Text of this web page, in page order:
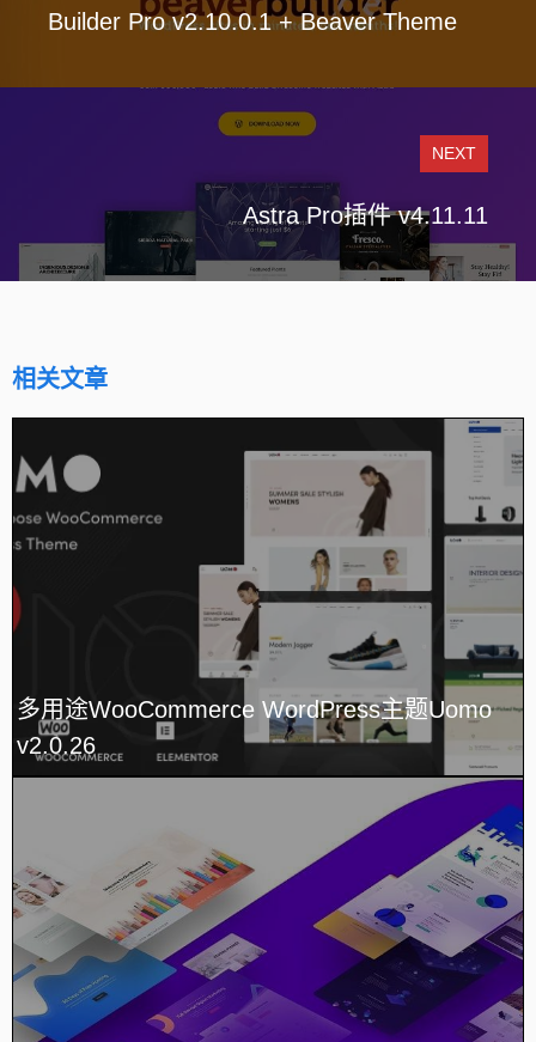
Builder Pro v2.10.0.1 + Beaver Theme
NEXT
Astra Pro插件 v4.11.11
相关文章
多用途WooCommerce WordPress主题Uomo
v2.0.26